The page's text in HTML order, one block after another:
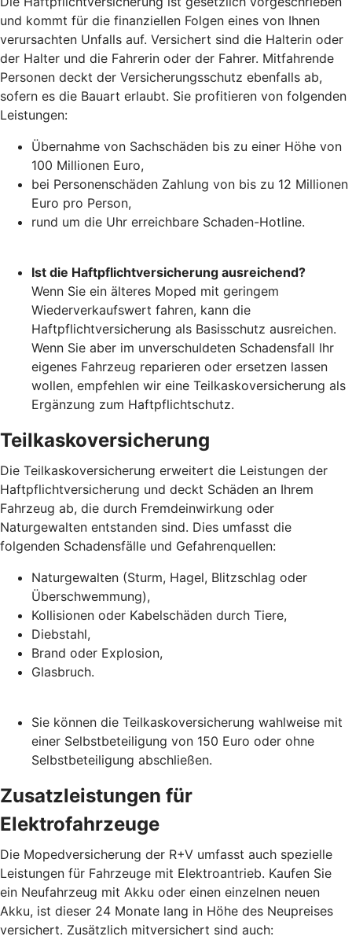
und kommt für die finanziellen Folgen eines von Ihnen
verursachten Unfalls auf. Versichert sind die Halterin oder
der Halter und die Fahrerin oder der Fahrer. Mitfahrende
Personen deckt der Versicherungsschutz ebenfalls ab,
sofern es die Bauart erlaubt. Sie profitieren von folgenden
Leistungen:
Übernahme von Sachschäden bis zu einer Höhe von
100 Millionen Euro,
bei Personenschäden Zahlung von bis zu 12 Millionen
Euro pro Person,
rund um die Uhr erreichbare Schaden-Hotline.
Ist die Haftpflichtversicherung ausreichend?
Wenn Sie ein älteres Moped mit geringem
Wiederverkaufswert fahren, kann die
Haftpflichtversicherung als Basisschutz ausreichen.
Wenn Sie aber im unverschuldeten Schadensfall Ihr
eigenes Fahrzeug reparieren oder ersetzen lassen
wollen, empfehlen wir eine Teilkaskoversicherung als
Ergänzung zum Haftpflichtschutz.
Teilkaskoversicherung
Die Teilkaskoversicherung erweitert die Leistungen der
Haftpflichtversicherung und deckt Schäden an Ihrem
Fahrzeug ab, die durch Fremdeinwirkung oder
Naturgewalten entstanden sind. Dies umfasst die
folgenden Schadensfälle und Gefahrenquellen:
Naturgewalten (Sturm, Hagel, Blitzschlag oder
Überschwemmung),
Kollisionen oder Kabelschäden durch Tiere,
Diebstahl,
Brand oder Explosion,
Glasbruch.
Sie können die Teilkaskoversicherung wahlweise mit
einer Selbstbeteiligung von 150 Euro oder ohne
Selbstbeteiligung abschließen.
Zusatzleistungen für
Elektrofahrzeuge
Die Mopedversicherung der R+V umfasst auch spezielle
Leistungen für Fahrzeuge mit Elektroantrieb. Kaufen Sie
ein Neufahrzeug mit Akku oder einen einzelnen neuen
Akku, ist dieser 24 Monate lang in Höhe des Neupreises
versichert. Zusätzlich mitversichert sind auch: